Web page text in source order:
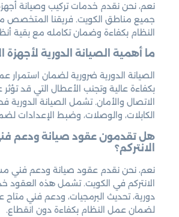
نعم، نحن نقدم خدمات تركيب وصيانة
جميع مناطق الكويت. فريقنا المتخصص
النظام بكفاءة وضمان تكامله مع بقية
ما أهمية الصيانة الدورية لأجهزة
الصيانة الدورية ضرورية لضمان استمرار
بكفاءة عالية وتجنب الأعطال التي قد
الاتصال والأمان. تشمل الصيانة الدورية
الكابلات، والوصلات، وضبط الإعدادات
هل تقدمون عقود صيانة ودعم
الانتركم؟
نعم، نحن نقدم عقود صيانة ودعم فني
الانتركم في الكويت. تشمل هذه
دورية، تحديث البرمجيات، ودعم فني متاح
لضمان عمل النظام بكفاءة دون انقطاع.